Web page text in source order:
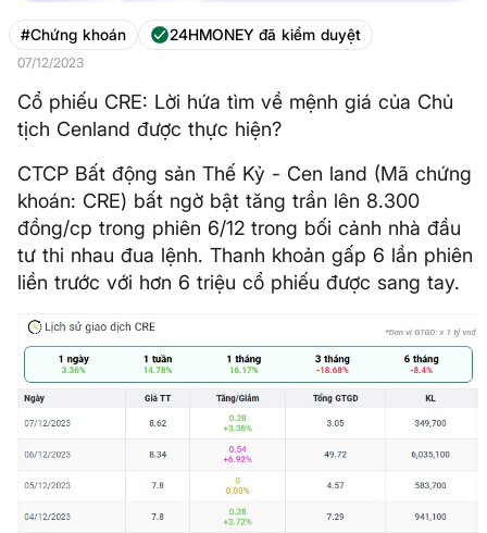
#Chứng khoán 24HMONEY đã kiểm duyệt
07/12/2023
Cổ phiếu CRE: Lời hứa tìm về mệnh giá của Chủ
tịch Cenland được thực hiện?
CTCP Bất động sản Thế Kỷ - Cen land (Mã chứng
khoán: CRE) bất ngờ bật tăng trần lên 8.300
đồng/cp trong phiên 6/12 trong bối cảnh nhà đầu
tư thi nhau đua lệnh. Thanh khoản gấp 6 lần phiên
liền trước với hơn 6 triệu cổ phiếu được sang tay.